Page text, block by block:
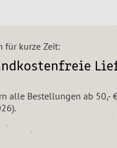
für kurze Zeit:
alle Bestellungen ab 50,-